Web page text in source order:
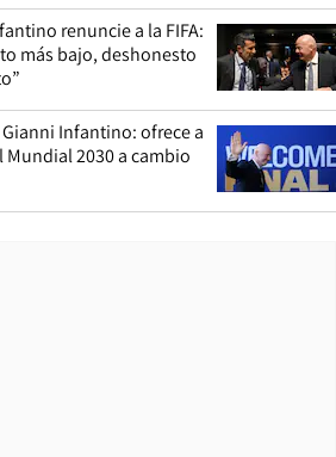
renuncie a la FIFA:
más bajo, deshonesto
Infantino: ofrece a
Mundial 2030 a cambio